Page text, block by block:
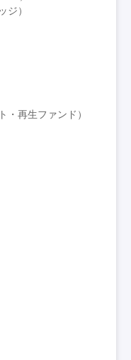
ジ）
・再生ファンド）